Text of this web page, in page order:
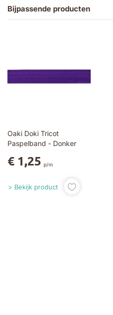
Bijpassende producten
Oaki Doki Tricot
Paspelband - Donker
€ 1,25 p/m
Bekijk product